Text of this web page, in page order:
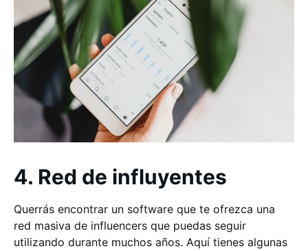
4. Red de influyentes
Querrás encontrar un software que te ofrezca una
red masiva de influencers que puedas seguir
utilizando durante muchos años. Aquí tienes algunas